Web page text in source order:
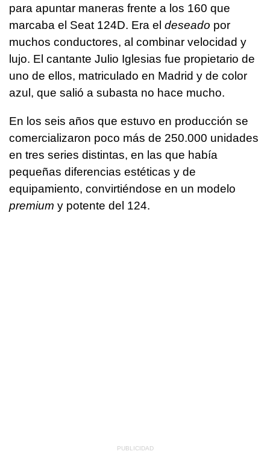
para apuntar maneras frente a los 160 que
marcaba el Seat 124D. Era el deseado por
muchos conductores, al combinar velocidad y
lujo. El cantante Julio Iglesias fue propietario de
uno de ellos, matriculado en Madrid y de color
azul, que salió a subasta no hace mucho.
En los seis años que estuvo en producción se
comercializaron poco más de 250.000 unidades
en tres series distintas, en las que había
pequeñas diferencias estéticas y de
equipamiento, convirtiéndose en un modelo
premium y potente del 124.